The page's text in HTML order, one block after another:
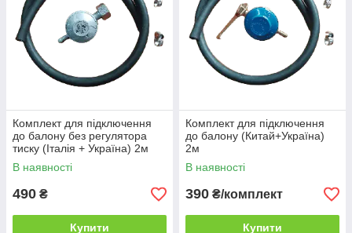
Комплект для підключення
до балону без регулятора
тиску (Італія + Україна) 2м
В наявності
490 ₴
Купити
Комплект для підключення
до балону (Китай+Україна)
2м
В наявності
390 ₴/комплект
Купити